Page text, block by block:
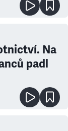
Na
padl